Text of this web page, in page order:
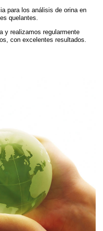
para los análisis de orina en
quelantes.
y realizamos regularmente
con excelentes resultados.